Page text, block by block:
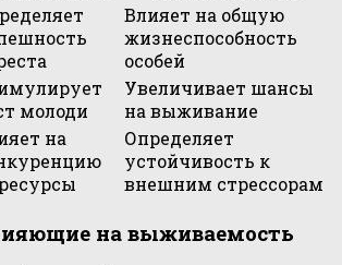
Влияет на общую
жизнеспособность
особей
молоди
Увеличивает шансы
на выживание
на
Определяет
устойчивость к
внешним стрессорам
на выживаемость